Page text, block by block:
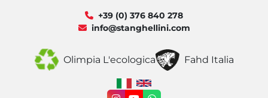
+39 (0) 376 840 278
info@stanghellini.com
Olimpia L'ecologica Fahd Italia